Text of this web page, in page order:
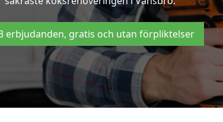
erbjudanden, gratis och utan förpliktelser